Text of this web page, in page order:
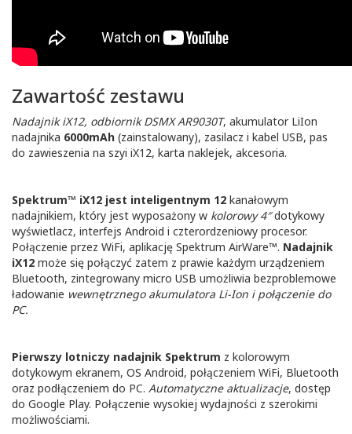
Zawartość zestawu
Nadajnik iX12, odbiornik DSMX AR9030T, akumulator LiIon
nadajnika 6000mAh (zainstalowany), zasilacz i kabel USB, pas
do zawieszenia na szyi iX12, karta naklejek, akcesoria.
Spektrum™ iX12 jest inteligentnym 12 kanałowym
nadajnikiem, który jest wyposażony w kolorowy 4″dotykowy
wyświetlacz, interfejs Android i czterordzeniowy procesor.
Połączenie przez WiFi, aplikację Spektrum AirWare™. Nadajnik
iX12 może się połączyć zatem z prawie każdym urządzeniem
Bluetooth, zintegrowany micro USB umożliwia bezproblemowe
ładowanie wewnętrznego akumulatora Li-Ion i połączenie do
PC.
Pierwszy lotniczy nadajnik Spektrum z kolorowym
dotykowym ekranem, OS Android, połączeniem WiFi, Bluetooth
oraz podłączeniem do PC. Automatyczne aktualizacje, dostęp
do Google Play. Połączenie wysokiej wydajności z szerokimi
możliwościami.